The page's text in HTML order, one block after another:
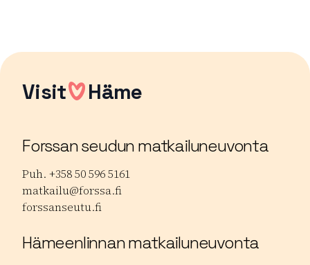
Visit Häme
Forssan seudun matkailuneuvonta
Puh. +358 50 596 5161
matkailu@forssa.fi
forssanseutu.fi
Hämeenlinnan matkailuneuvonta